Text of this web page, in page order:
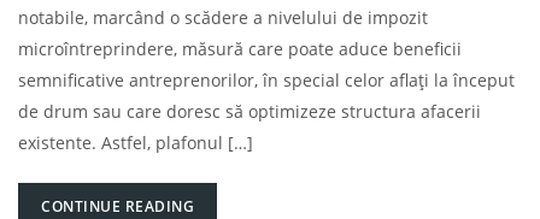
notabile, marcând o scădere a nivelului de impozit
microîntreprindere, măsură care poate aduce beneficii
semnificative antreprenorilor, în special celor aflați la început
de drum sau care doresc să optimizeze structura afacerii
existente. Astfel, plafonul […]
CONTINUE READING